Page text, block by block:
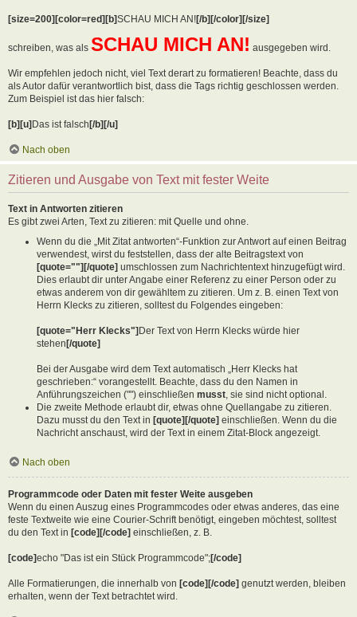
[size=200][color=red][b]SCHAU MICH AN![/b][/color][/size]
schreiben, was als SCHAU MICH AN! ausgegeben wird.
Wir empfehlen jedoch nicht, viel Text derart zu formatieren! Beachte, dass du
als Autor dafür verantwortlich bist, dass die Tags richtig geschlossen werden.
Zum Beispiel ist das hier falsch:
[b][u]Das ist falsch[/b][/u]
Nach oben
Zitieren und Ausgabe von Text mit fester Weite
Text in Antworten zitieren
Es gibt zwei Arten, Text zu zitieren: mit Quelle und ohne.
Wenn du die „Mit Zitat antworten“-Funktion zur Antwort auf einen Beitrag
verwendest, wirst du feststellen, dass der alte Beitragstext von
[quote=""][/quote] umschlossen zum Nachrichtentext hinzugefügt wird.
Dies erlaubt dir unter Angabe einer Referenz zu einer Person oder zu
etwas anderem von dir gewähltem zu zitieren. Um z. B. einen Text von
Herrn Klecks zu zitieren, solltest du Folgendes eingeben:
[quote="Herr Klecks"] Der Text von Herrn Klecks würde hier
stehen [/quote]
Bei der Ausgabe wird dem Text automatisch „Herr Klecks hat
geschrieben:“ vorangestellt. Beachte, dass du den Namen in
Anführungszeichen ("") einschließen musst, sie sind nicht optional.
Die zweite Methode erlaubt dir, etwas ohne Quellangabe zu zitieren.
Dazu musst du den Text in [quote][/quote] einschließen. Wenn du die
Nachricht anschaust, wird der Text in einem Zitat-Block angezeigt.
Nach oben
Programmcode oder Daten mit fester Weite ausgeben
Wenn du einen Auszug eines Programmcodes oder etwas anderes, das eine
feste Textweite wie eine Courier-Schrift benötigt, eingeben möchtest, solltest
du den Text in [code][/code] einschließen, z. B.
[code]echo "Das ist ein Stück Programmcode";[/code]
Alle Formatierungen, die innerhalb von [code][/code] genutzt werden, bleiben
erhalten, wenn der Text betrachtet wird.